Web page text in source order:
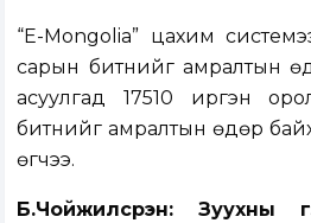
“E-Mongolia” цахим
сарын битүүнийг амралтын
асуулгад 17510 иргэн
битүүнийг амралтын өдөр
өгчээ.
Б.Чойжилсүрэн: Зуухны